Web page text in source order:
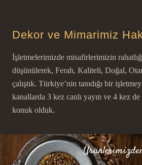
Dekor ve Mimarimiz
İşletmelerimizde misafirlerimizin
düşünülerek, Ferah, Kaliteli, Doğal,
çalıştık. Türkiye’nin tanıdığı bir
kanallarda 3 kez canlı yayın ve 4 kez
konuk olduk.